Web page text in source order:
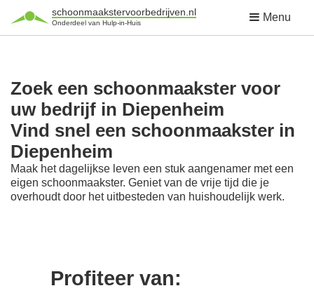
schoonmaakstervoorbedrijven.nl
Onderdeel van Hulp-in-Huis Menu
Zoek een schoonmaakster voor
uw bedrijf in Diepenheim
Vind snel een schoonmaakster in
Diepenheim
Maak het dagelijkse leven een stuk aangenamer met een
eigen schoonmaakster. Geniet van de vrije tijd die je
overhoudt door het uitbesteden van huishoudelijk werk.
Profiteer van: